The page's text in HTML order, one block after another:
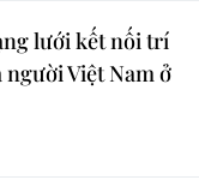
lưới kết nối trí
Việt Nam ở